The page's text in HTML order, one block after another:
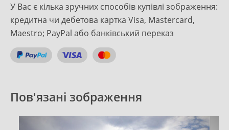
У Вас є кілька зручних способів купівлі зображення:
кредитна чи дебетова картка Visa, Mastercard,
Maestro; PayPal або банківський переказ
Пов'язані зображення